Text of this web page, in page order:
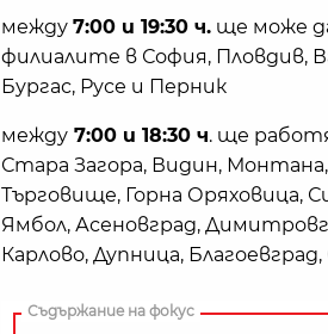
между 7:00 и 19:30 ч. ще може
филиалите в София, Пловдив,
Бургас, Русе и Перник
между 7:00 и 18:30 ч. ще
Стара Загора, Видин,
Търговище, Горна Оряховица,
Ямбол, Асеновград,
Карлово, Дупница,